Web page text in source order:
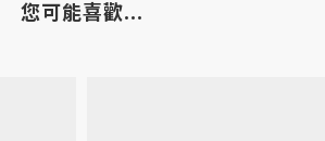
您可能喜歡...